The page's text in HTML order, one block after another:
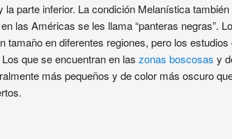
la parte inferior. La condición Melanística
las Américas se les llama “panteras negras”.
tamaño en diferentes regiones, pero los
que se encuentran en las zonas boscosas y
más pequeños y de color más oscuro